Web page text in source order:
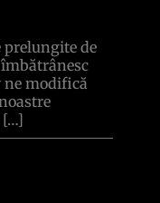
prelungite de
ne modifică
[…]